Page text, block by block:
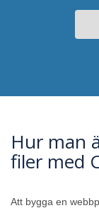
Hur man
filer med
Att bygga en